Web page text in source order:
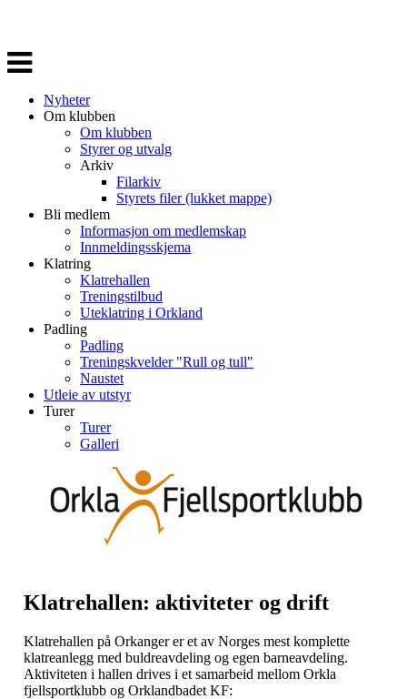
Veksle
navigasjon
Nyheter
Om klubben
Om klubben
Styrer og utvalg
Arkiv
Filarkiv
Styrets filer (lukket mappe)
Bli medlem
Informasjon om medlemskap
Innmeldingsskjema
Klatring
Klatrehallen
Treningstilbud
Uteklatring i Orkland
Padling
Padling
Treningskvelder "Rull og tull"
Naustet
Utleie av utstyr
Turer
Turer
Galleri
Klatrehallen: aktiviteter og drift
Klatrehallen på Orkanger er et av Norges mest komplette
klatreanlegg med buldreavdeling og egen barneavdeling.
Aktiviteten i hallen drives i et samarbeid mellom Orkla
fjellsportklubb og Orklandbadet KF: